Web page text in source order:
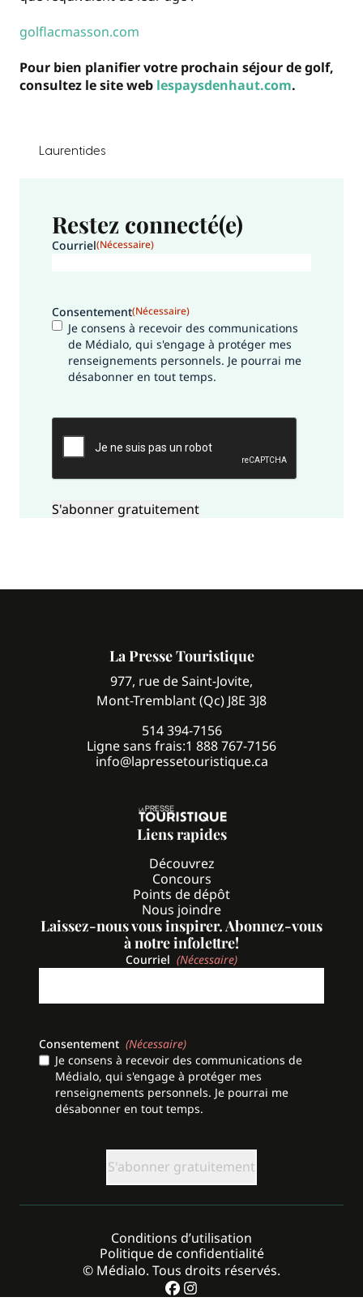
golflacmasson.com
Pour bien planifier votre prochain séjour de golf,
consultez le site web lespaysdenhaut.com.
Laurentides
Restez connecté(e)
Courriel(Nécessaire)
Consentement(Nécessaire)
Je consens à recevoir des communications
de Médialo, qui s'engage à protéger mes
renseignements personnels. Je pourrai me
désabonner en tout temps.
CAPTCHA
La Presse Touristique
977, rue de Saint-Jovite,
Mont-Tremblant (Qc) J8E 3J8
514 394-7156
Ligne sans frais:1 888 767-7156
info@lapressetouristique.ca
Liens rapides
Découvrez
Concours
Points de dépôt
Nous joindre
Laissez-nous vous inspirer. Abonnez-vous
à notre infolettre!
Courriel (Nécessaire)
Consentement (Nécessaire)
Je consens à recevoir des communications de
Médialo, qui s'engage à protéger mes
renseignements personnels. Je pourrai me
désabonner en tout temps.
© Médialo. Tous droits réservés.
Conditions d’utilisation
Politique de confidentialité